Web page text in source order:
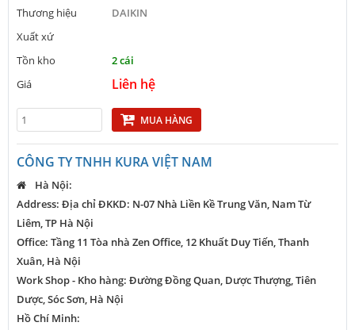
Thương hiệu
DAIKIN
Xuất xứ
Tồn kho
2 cái
Giá
Liên hệ
MUA HÀNG
CÔNG TY TNHH KURA VIỆT NAM
Hà Nội:
Address: Địa chỉ ĐKKD: N-07 Nhà Liền Kề Trung Văn, Nam Từ
Liêm, TP Hà Nội
Office: Tầng 11 Tòa nhà Zen Office, 12 Khuất Duy Tiến, Thanh
Xuân, Hà Nội
Work Shop - Kho hàng: Đường Đồng Quan, Dược Thượng, Tiên
Dược, Sóc Sơn, Hà Nội
Hồ Chí Minh: